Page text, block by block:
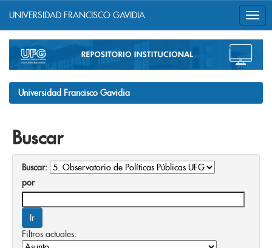
navigation
UNIVERSIDAD FRANCISCO GAVIDIA
Universidad Francisco Gavidia
Buscar
Buscar:
por
Filtros actuales: